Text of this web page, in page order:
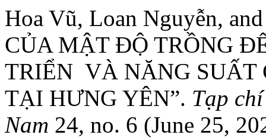
Hoa Vũ, Loan Nguyễn,
CỦA MẬT ĐỘ TRỒNG
TRIỂN VÀ NĂNG SUẤT
TẠI HƯNG YÊN”. Tạp
Nam 24, no. 6 (June 25,